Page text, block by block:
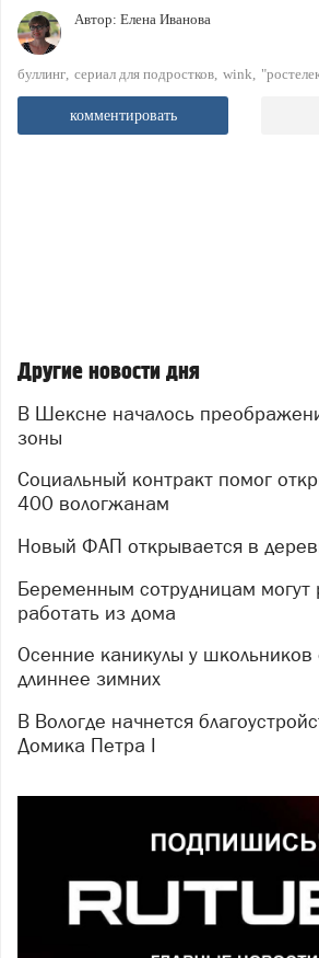
Автор: Елена Иванова
буллинг сериал для подростков wink
комментировать
Другие новости дня
В Шексне началось преображение прибрежной
зоны
Социальный контракт помог открыть свое дело
400 вологжанам
Новый ФАП открывается в
Беременным сотрудницам могут разрешить
работать из дома
Осенние каникулы у школьников окажутся
длиннее зимних
В Вологде начнется благоустройство сквера у
Домика Петра I